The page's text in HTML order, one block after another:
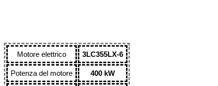
Motore elettrico 3LC355LX-6
Potenza del motore 400 kW